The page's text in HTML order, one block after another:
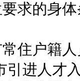
求的身体
户籍人
引进人才